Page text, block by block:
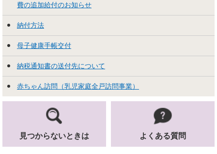
費の追加給付のお知らせ
納付方法
母子健康手帳交付
納税通知書の送付先について
赤ちゃん訪問（乳児家庭全戸訪問事業）
見つからないときは よくある質問